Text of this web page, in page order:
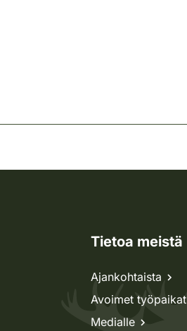
Tietoa meistä
Ajankohtaista
Avoimet työpaikat
Medialle